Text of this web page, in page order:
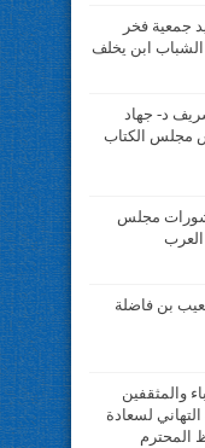
جمعية فخر
الشباب ابن يخلف
د- جهاد
مجلس الكتاب
مجلس
العرب
بن فاضلة
والمثقفين
لسعادة
المحترم